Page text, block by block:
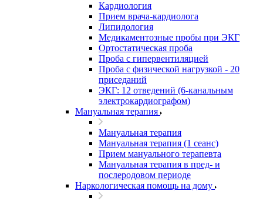
Кардиология
Прием врача-кардиолога
Липидология
Медикаментозные пробы при ЭКГ
Ортостатическая проба
Проба с гипервентиляцией
Проба с физической нагрузкой - 20
приседаний
ЭКГ: 12 отведений (6-канальным
электрокардиографом)
Мануальная терапия
Мануальная терапия
Мануальная терапия (1 сеанс)
Прием мануального терапевта
Мануальная терапия в пред- и
послеродовом периоде
Наркологическая помощь на дому